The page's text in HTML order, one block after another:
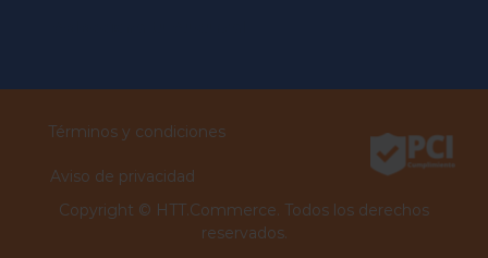
Términos y condiciones
Aviso de privacidad
Copyright © HTT.Commerce. Todos los derechos
reservados.